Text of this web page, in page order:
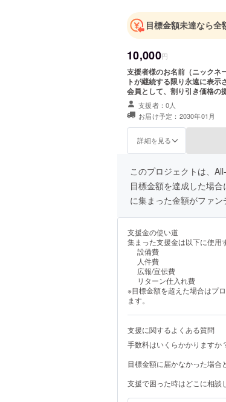
目標金額未達なら全
10,000円
支援者様のお名前（ニックネ
トが継続する限り永遠に表
会員として、割り引き価格の
利用できるようにしたいです
載、掲載サイズなど可能な限
に掲載を希望されるお名
などの画像の受け渡しについ
メールをご確認ください。
支援者：0人
お届け予定：2030年01月
詳細を見る
このプロジェクトは、
目標金額を達成した場合
に集まった金額がファン
支援金の使い道
集まった支援金は以下に使用
設備費
人件費
広報/宣伝費
リターン仕入れ費
※目標金額を超えた場合はプ
ます。
支援に関するよくある質問
手数料はいくらかかりますか
目標金額に届かなかった場合
支援で困った時はどこに相談